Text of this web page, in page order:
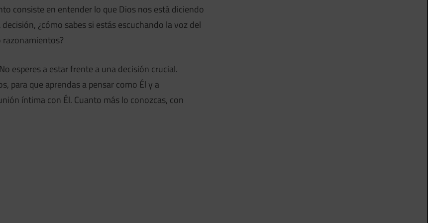
consiste en entender lo que Dios nos está diciendo
¿cómo sabes si estás escuchando la voz del
esperes a estar frente a una decisión crucial.
para que aprendas a pensar como Él y a
íntima con Él. Cuanto más lo conozcas, con